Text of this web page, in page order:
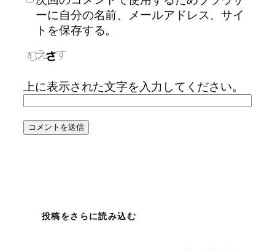
ーに自分の名前、メールアドレス、サイ
トを保存する。
上に表示された文字を入力してください。
投稿をさらに読み込む